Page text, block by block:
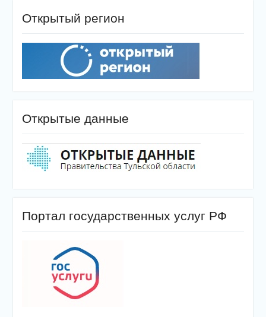
Открытый регион
Открытые данные
Портал государственных услуг РФ